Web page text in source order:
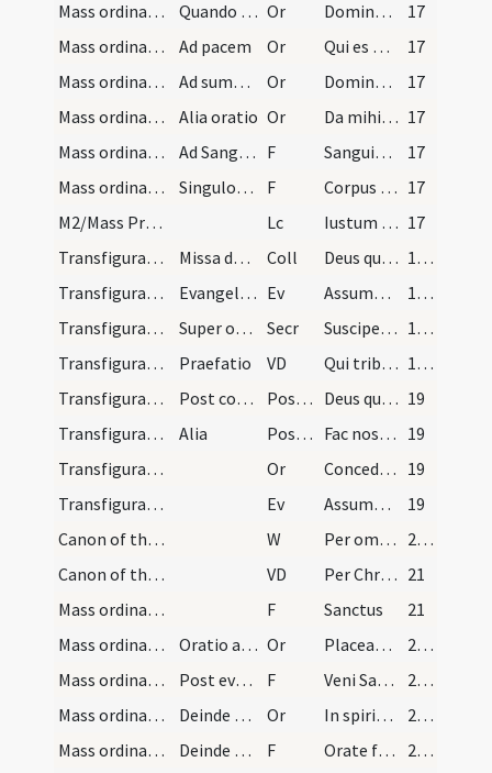
Mass ordinary/offertory/15
Quando corporale ponitur super altare Or Dominator et vivificator et bonorum omnium Domine Deus dator quidas omnibus
17
Mass ordinary/peace/16
Ad pacem Or Qui es omnium Deus et dominator Dominus fac nos pacificando digne operari in sancta hora ista
17
Mass ordinary/communion/17
Ad sumendum Corpus Domini Or Domine non sum dignus ut intres sub tectum meum sed invoco te cum beatae Mariae et omnium sanctorum meritis
17
Mass ordinary/communion/18
Alia oratio Or Da mihi Domine corpus et sanguinem tuum in hac hora et in hora extitus mei ex hac praesenti 17
Mass ordinary/communion/19
Ad Sanguinem dic F Sanguis Domini nostri Iesu Christi qui ex latere suo processit salvet animam meam et perducat in vitam aeternam
17
Mass ordinary/communion/20
Singulos communicando dic F Corpus et sanguis Domini nostri Iesu Christi custodiat animam tuam in vitam aeternam 17
M2/Mass Propers
Lc Iustum arbitror quamdiu sum in hoc tabernaculo 17
Transfiguratio Domini/M2/Mass Propers
Missa de Transfiguratione Coll Deus qui hodierna die Unigenitum tuum mirabiliter transformatum ... testatus es.
18 (7v)
Transfiguratio Domini/M2/Mass Propers
Evangelium secundum Marcum Ev Assumpsit Iesus
18 (7v)
Transfiguratio Domini/M2/Mass Propers
Super oblatam Secr Suscipe quaesumus Domine sancte Pater omnipotens munera quae pro gloriosa Filii tui transfiguratione ... connectamur aeternis.
18 (7v)
Transfiguratio Domini/Mass Propers
Praefatio VD Qui tribus hodierna die discipulis assumptis inter Moysen et Eliam
18 (7v)
Transfiguratio Domini/M2/Mass Propers/1
Post communio Postcomm Deus qui hunc diem incarnati Verbi tui transfiguratione tuaque a Deum missa paternitatis voce consecrasti ... fieri praecepit. 19
Transfiguratio Domini/M2/Mass Propers/2
Alia Postcomm Fac nos quaesumus Domine ad illam tuae claritatis visionem pertingere ... transfiguratus ostendisti. 19
Transfiguratio Domini/M2/Mass Propers
Or Concede quaesumus omnipotens Deus illius lucis consortes effici ... pandente patefecit. 19
Transfiguratio Domini/M2/Mass Propers
Ev Assumpsit Iesus
19
Canon of the Mass/Preface dialogue/1
W Per omnia ... Dominus vobiscum ... Sursum corda ... Gratias agamus
20 (8v)
Canon of the Mass/Common preface/2
VD Per Christum Dominum nostrum. Per quem maiestatem 21
Mass ordinary/Kyriale
F Sanctus
21
Mass ordinary/access/1
Oratio ante missam petens ante altare veniam sic… Or Placeat tibi sancta Trinitas Deus hoc obsequium servitutis meae et praesta ut hoc sacrificium laudis quod oculis tuae maiestatis indignus offeram tibi sit acceptabile mihique et omnibus pro quibus illud offeram sit te miserante propitiabile. Qui vivis
22 (9v)
Mass ordinary/offertory/2
Post evangelium digitos abluens dicat F Veni Sancte Spirite reple tuorum
23 (10r)
Mass ordinary/offertory/3
Deinde ante altare dicatur haec oratio Or In spiritu humilitatis et in animo contrito
23 (10r)
Mass ordinary/offertory/4
Deinde contra populum dicat F Orate fratres et sorores pro me peccatore ut meum pariter et vestrum in conspectu Domini acceptum sit sacrificium
23 (10r)